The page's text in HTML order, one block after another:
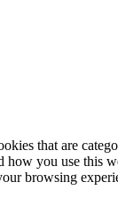
that are
you use
browsing